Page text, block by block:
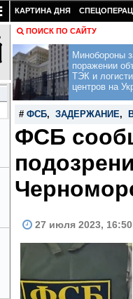
КАРТИНА ДНЯ
ПОИСК ПО САЙТУ
Минобороны
поражении
ТЭК и
центров на
# ФСБ, ЗАДЕРЖАНИЕ,
ФСБ
27 июля 2023, 16:50